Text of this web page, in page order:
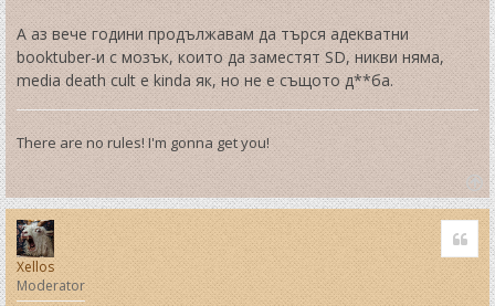
А аз вече години продължавам да търся адекватни
booktuber-и с мозък, които да заместят SD, никви няма,
media death cult е kinda як, но не е същото д**ба.
There are no rules! I'm gonna get you!
T
o
p
Xellos
Moderator